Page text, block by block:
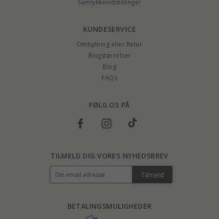
Samtykkeindstillinger
KUNDESERVICE
Ombytning eller Retur
Ringstørrelser
Blog
FAQs
FØLG OS PÅ
BETALINGSMULIGHEDER
TILMELD DIG VORES NYHEDSBREV
Tilmeld